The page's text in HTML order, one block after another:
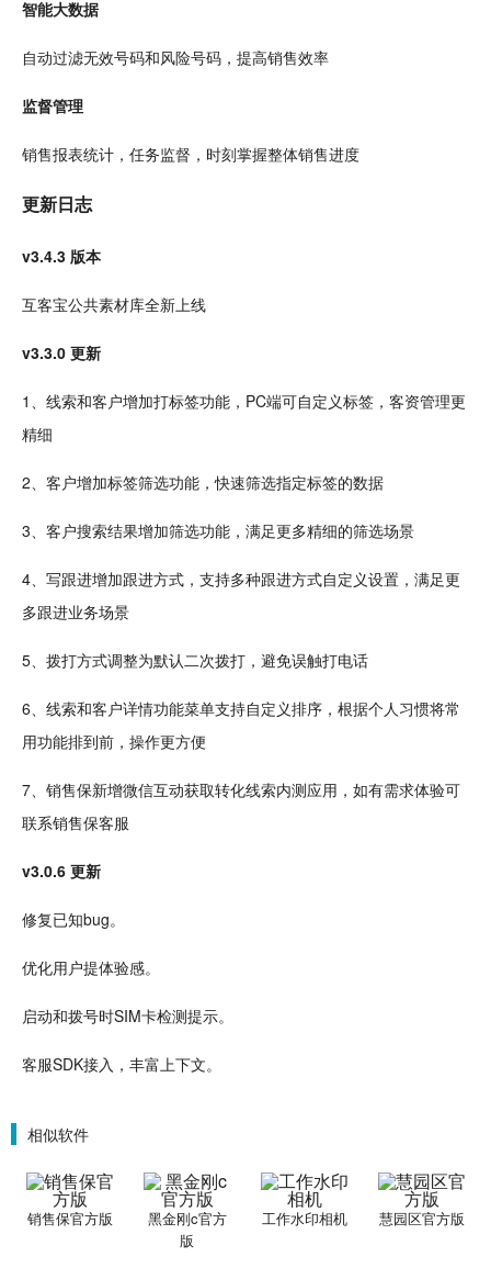
智能大数据
自动过滤无效号码和风险号码，提高销售效率
监督管理
销售报表统计， 任务监督，时刻掌握整体销售进度
更新日志
v3.4.3 版本
互客宝公共素材库全新 上线
v3.3.0 更新
1、线索和客户增加打标签功能，PC端可自定义标签，客资管理更
精细
2、客户增加标签筛选功能，快速筛选指定标签的数据
3、客户搜索结果增加筛选功能，满足更多精细的筛选场景
4、写跟进增加跟进方式，支持多种跟进方式自定义设置，满足更
多跟进业务场景
5、拨打方式调整为默认二次拨打，避免误触打电话
6、线索和客户详情功能菜单支持自定义排序，根据个人习惯将常
用功能排到前，操作更方便
7、销售保新增微信互动获取转化线索内测应用，如有需求体验可
联系销售保客服
v3.0.6 更新
修复已知bug。
优化用户提体验感。
启动和拨号时SIM卡检测提示。
客服SDK接入，丰富上下文。
相似软件
销售保官方版
黑金刚c官方
版
工作水印相机 慧园区官方版